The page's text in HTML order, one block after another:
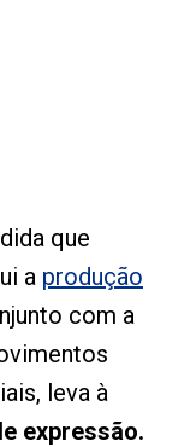
que
a produção
com a
leva à
expressão.